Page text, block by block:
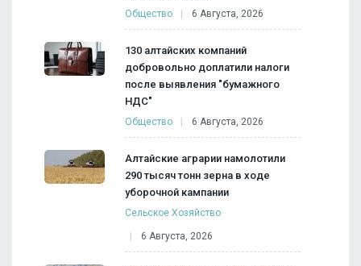
Общество 6 Августа, 2026
130 алтайских компаний
добровольно доплатили налоги
после выявления "бумажного
НДС"
Общество 6 Августа, 2026
Алтайские аграрии намолотили
290 тысяч тонн зерна в ходе
уборочной кампании
Сельское Хозяйство
6 Августа, 2026